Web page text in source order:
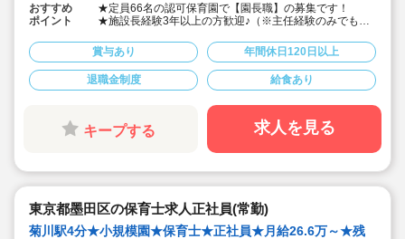
おすすめ
ポイント
★定員66名の認可保育園で【園長職】の募集です！
★施設長経験3年以上の方歓迎♪（※主任経験のみでもご
★「錦糸町駅」から約10分！「菊川駅」も徒歩圏内！
★月給38万円～/賞与2.7ヶ月♪
★年間休日123日でプライベートと両立しやすい環境で
す！
フォロー体制を整え、キャリアアップを応援している法
人です。
★「主体性保育」を重視。子どもの「やってみたい」と
いう気持ちに寄り添い、あそびや行事を考えています。
賞与あり 年間休日120日以上
退職金制度 給食あり
キープする 求人を見る
東京都墨田区の保育士求人正社員(常勤)
菊川駅4分★小規模園★保育士★正社員★月給26.6万～★残